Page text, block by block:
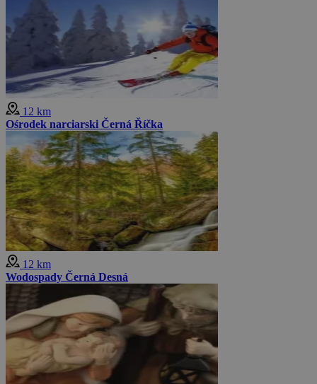
12 km
Ośrodek narciarski Černá Říčka
12 km
Wodospady Černá Desná